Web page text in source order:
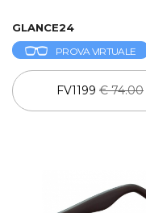
GLANCE24
PROVA VIRTUALE
FV1199 € 74.00